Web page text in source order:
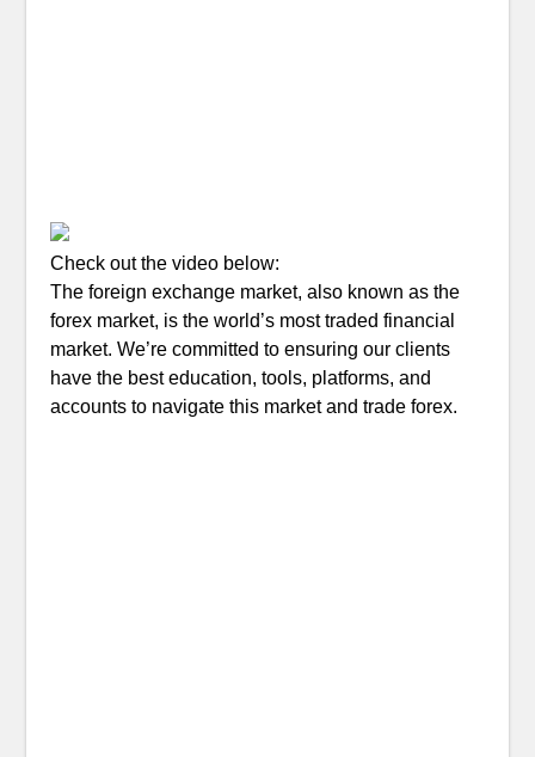
Check out the video below:
The foreign exchange market, also known as the
forex market, is the world’s most traded financial
market. We’re committed to ensuring our clients
have the best education, tools, platforms, and
accounts to navigate this market and trade forex.